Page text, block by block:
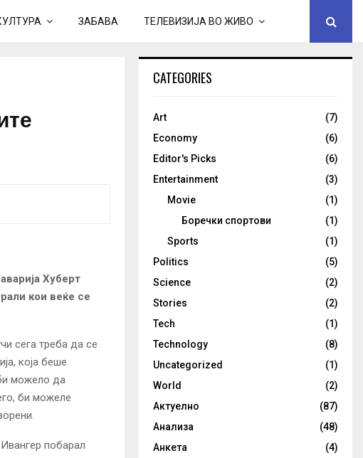
ЗАБАВА ТЕЛЕВИЗИЈА ВО ЖИВО
Хуберт
кои веќе се
сега треба да се
која беше
можело да
би можеле
побарал
CATEGORIES
Art
(7)
Economy
(6)
Editor's Picks
(6)
Entertainment
(3)
Movie
(1)
Боречки спортови
(1)
Sports
(1)
Politics
(5)
Science
(2)
Stories
(2)
Tech
(1)
Technology
(8)
Uncategorized
(1)
World
(2)
Актуелно
(87)
Анализа
(48)
Анкета
(4)